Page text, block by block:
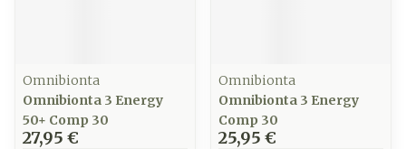
Omnibionta
Omnibionta 3 Energy
50+ Comp 30
27,95 €
Omnibionta
Omnibionta 3 Energy
Comp 30
25,95 €